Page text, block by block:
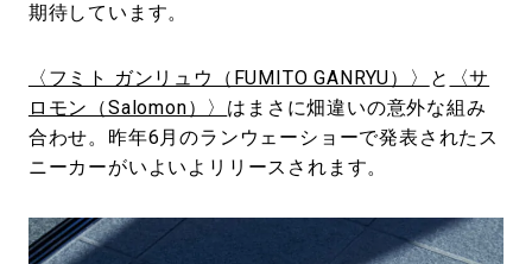
期待しています。
〈フミト ガンリュウ（FUMITO GANRYU）〉 と
〈サ
ロモン（Salomon）〉 はまさに畑違いの意外な組み
合わせ。昨年6月のランウェーショーで発表されたス
ニーカーがいよいよリリースされます。